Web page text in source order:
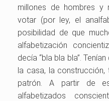
millones de hombres y
votar (por ley, el
posibilidad de que
alfabetización
decía “bla bla bla”.
la casa, la construcción,
patrón. A partir de
alfabetizados